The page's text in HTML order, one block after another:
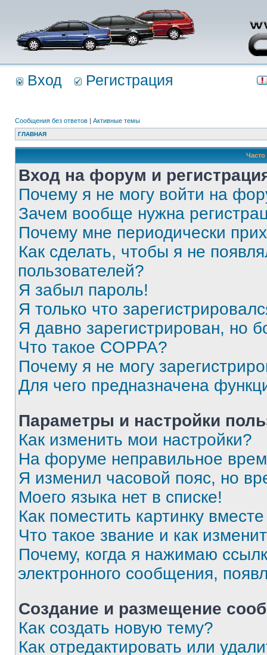
Вход Регистрация
Сообщения без ответов | Активные темы
ГЛАВНАЯ
Вход на форум и
Почему я не могу войти на
Зачем вообще нужна
Почему мне периодически
Как сделать, чтобы я не
пользователей?
Я забыл пароль!
Я только что
Я давно зарегистрирован, но
Что такое COPPA?
Почему я не могу
Для чего предназначена
Параметры и настройки
Как изменить мои настройки?
На форуме неправильное
Я изменил часовой пояс, но
Моего языка нет в списке!
Как поместить картинку
Что такое звание и как
Почему, когда я нажимаю
электронного сообщения,
Создание и размещение
Как создать новую тему?
Как отредактировать или